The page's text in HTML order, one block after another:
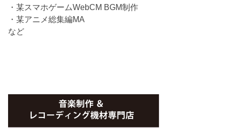
・某スマホゲームWebCM BGM制作
・某アニメ総集編MA
など